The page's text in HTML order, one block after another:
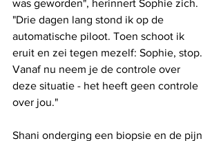
was geworden", herinnert Sophie zich.
"Drie dagen lang stond ik op de
automatische piloot. Toen schoot ik
eruit en zei tegen mezelf: Sophie, stop.
Vanaf nu neem je de controle over
deze situatie - het heeft geen controle
over jou."
Shani onderging een biopsie en de pijn